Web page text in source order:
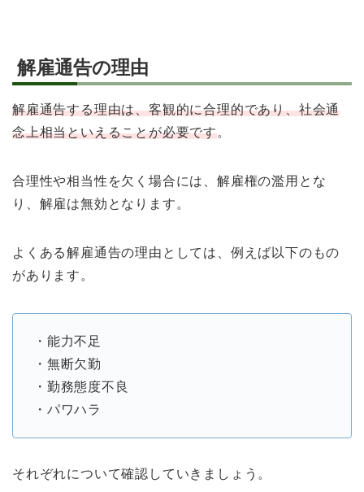
解雇通告の理由
解雇通告する理由は、客観的に合理的であり、社会通
念上相当といえることが必要です。
合理性や相当性を欠く場合には、解雇権の濫用とな
り、解雇は無効となります。
よくある解雇通告の理由としては、例えば以下のもの
があります。
・能力不足
・無断欠勤
・勤務態度不良
・パワハラ
それぞれについて確認していきましょう。